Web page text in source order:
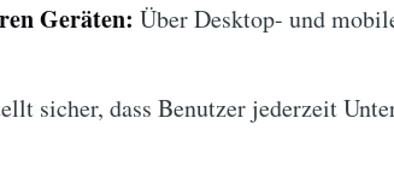
Geräten: Über Desktop- und
sicher, dass Benutzer jederzeit